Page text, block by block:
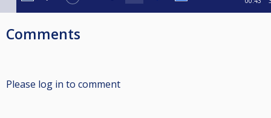
Comments
Please log in to comment